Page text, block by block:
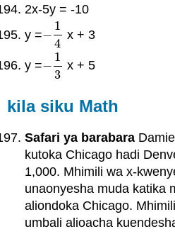
2x-5y = -10
y =−
1
4
−14 x + 3
y =−
1
3
−13 x + 5
kila siku Math
Safari ya barabara
kutoka Chicago hadi
1,000. Mhimili wa x-
unaonyesha muda katika
aliondoka Chicago.
umbali alioacha